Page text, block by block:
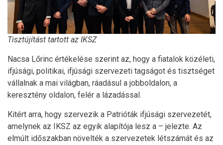
Tisztújítást tartott az IKSZ
Nacsa Lőrinc értékelése szerint az, hogy a fiatalok közéleti,
ifjúsági, politikai, ifjúsági szervezeti tagságot és tisztséget
vállalnak a mai világban, ráadásul a jobboldalon, a
keresztény oldalon, felér a lázadással.
Kitért arra, hogy szervezik a Patrióták ifjúsági szervezetét,
amelynek az IKSZ az egyik alapítója lesz a – jelezte. Az
elmúlt időszakban növelték a szervezetek létszámát és az